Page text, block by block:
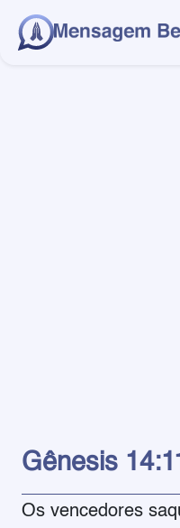
Gênesis 14:11
Os vencedores